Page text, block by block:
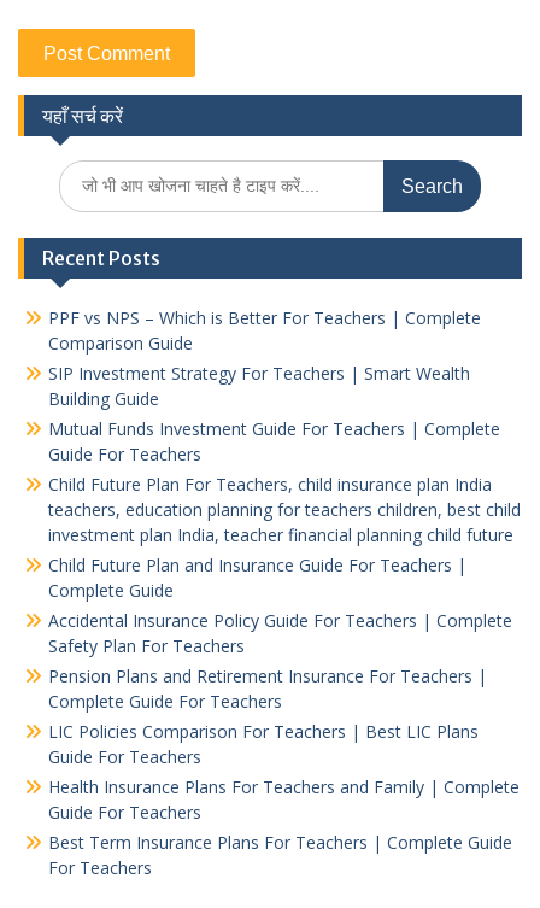
यहाँ सर्च करें
Search
for:
Recent Posts
PPF vs NPS – Which is Better For Teachers | Complete
Comparison Guide
SIP Investment Strategy For Teachers | Smart Wealth
Building Guide
Mutual Funds Investment Guide For Teachers | Complete
Guide For Teachers
Child Future Plan For Teachers, child insurance plan India
teachers, education planning for teachers children, best child
investment plan India, teacher financial planning child future
Child Future Plan and Insurance Guide For Teachers |
Complete Guide
Accidental Insurance Policy Guide For Teachers | Complete
Safety Plan For Teachers
Pension Plans and Retirement Insurance For Teachers |
Complete Guide For Teachers
LIC Policies Comparison For Teachers | Best LIC Plans
Guide For Teachers
Health Insurance Plans For Teachers and Family | Complete
Guide For Teachers
Best Term Insurance Plans For Teachers | Complete Guide
For Teachers